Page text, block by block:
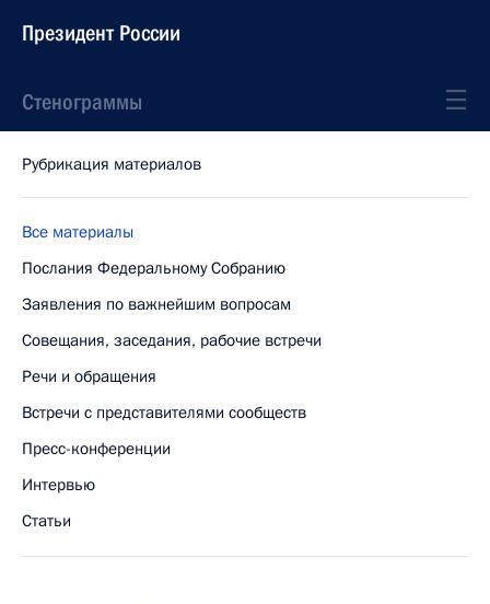
Президент России
Стенограммы
Рубрикация материалов
Все материалы
Послания Федеральному Собранию
Заявления по важнейшим вопросам
Совещания, заседания, рабочие встречи
Речи и обращения
Встречи с представителями сообществ
Пресс-конференции
Интервью
Статьи